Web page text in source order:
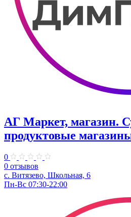
АГ Маркет, магазин.
продуктовые
0
0 отзывов
с. Витязево, Школьная, 6
Пн-Вс 07:30-22:00